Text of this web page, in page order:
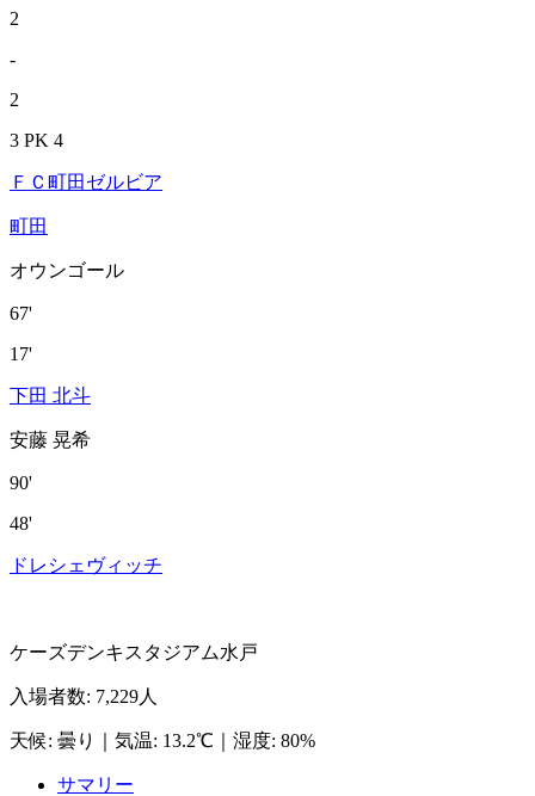
2
-
2
3 PK 4
ＦＣ町田ゼルビア
町田
オウンゴール
67'
17'
下田 北斗
安藤 晃希
90'
48'
ドレシェヴィッチ
ケーズデンキスタジアム水戸
入場者数: 7,229人
天候: 曇り 気温: 13.2℃ 湿度: 80%
サマリー